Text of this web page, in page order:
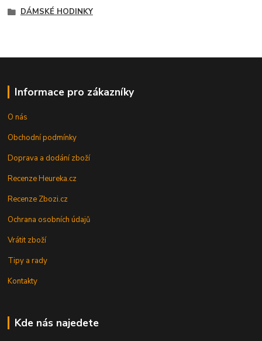
DÁMSKÉ HODINKY
Informace pro zákazníky
O nás
Obchodní podmínky
Doprava a dodání zboží
Recenze Heureka.cz
Recenze Zbozi.cz
Ochrana osobních údajů
Vrátit zboží
Tipy a rady
Kontakty
Kde nás najedete